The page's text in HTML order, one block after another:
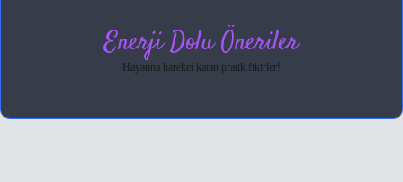
Enerji Dolu Öneriler
Hayatına hareket katan pratik fikirler!